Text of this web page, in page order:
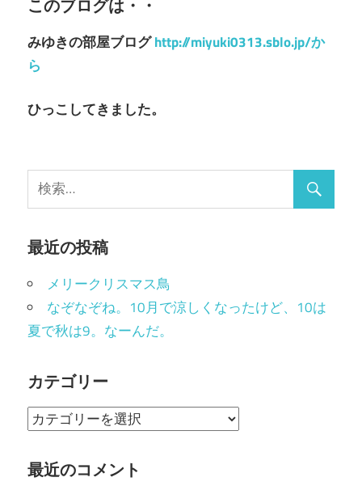
このブログは・・
みゆきの部屋ブログhttp://miyuki0313.sblo.jp/か
ら
ひっこしてきました。
最近の投稿
メリークリスマス鳥
なぞなぞね。10月で涼しくなったけど、10は
夏で秋は9。なーんだ。
カテゴリー
カ
ゴ
最近のコメント